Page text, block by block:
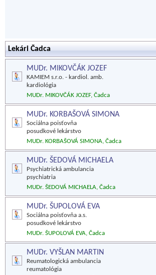
Lekári Čadca
MUDr. MIKOVČÁK JOZEF
KAMIEM s.r.o. - kardiol. amb.
kardiológia
MUDr. MIKOVČÁK JOZEF, Čadca
MUDr. KORBAŠOVÁ SIMONA
Sociálna poisťovňa
posudkové lekárstvo
MUDr. KORBAŠOVÁ SIMONA, Čadca
MUDr. ŠEDOVÁ MICHAELA
Psychiatrická ambulancia
psychiatria
MUDr. ŠEDOVÁ MICHAELA, Čadca
MUDr. ŠUPOLOVÁ EVA
Sociálna poisťovňa a.s.
posudkové lekárstvo
MUDr. ŠUPOLOVÁ EVA, Čadca
MUDr. VYŠLAN MARTIN
Reumatologická ambulancia
reumatológia